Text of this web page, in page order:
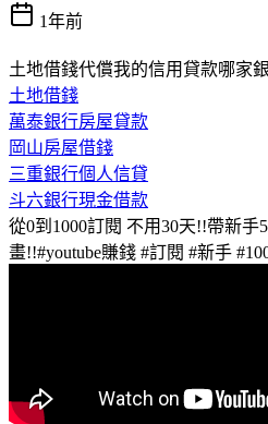
1年前
土地借錢代償我的信用貸款哪家
土地借錢
萬泰銀行房屋貸款
岡山房屋借錢
三重銀行個人信貸
斗六銀行現金借款
從0到1000訂閱 不用30天!!帶新手
畫!!#youtube賺錢 #訂閱 #新手